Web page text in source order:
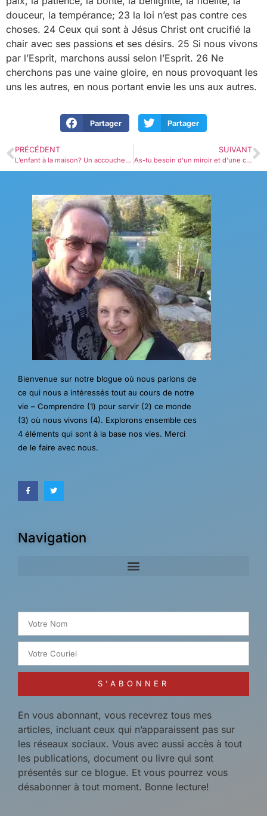
douceur, la tempérance; 23 la loi n’est pas contre ces
choses. 24 Ceux qui sont à Jésus Christ ont crucifié la
chair avec ses passions et ses désirs. 25 Si nous vivons
par l’Esprit, marchons aussi selon l’Esprit. 26 Ne
cherchons pas une vaine gloire, en nous provoquant les
uns les autres, en nous portant envie les uns aux autres.
Partager Partager
PRÉCÉDENT
L’enfant à la maison? Un accouchement… parfois long !
SUIVANT
As-tu besoin d’un miroir et d’une canne ?
Bienvenue sur notre blogue où nous parlons de
ce qui nous a intéressés tout au cours de notre
vie – Comprendre (1) pour servir (2) ce monde
(3) où nous vivons (4). Explorons ensemble ces
4 éléments qui sont à la base nos vies. Merci
de le faire avec nous.
Navigation
S'ABONNER
En vous abonnant, vous recevrez tous mes
articles, incluant ceux qui n’apparaissent pas sur
les réseaux sociaux. Vous avec aussi accès à tout
les publications, document ou livre qui sont
présentés sur ce blogue. Et vous pourrez vous
désabonner à tout moment. Bonne lecture!